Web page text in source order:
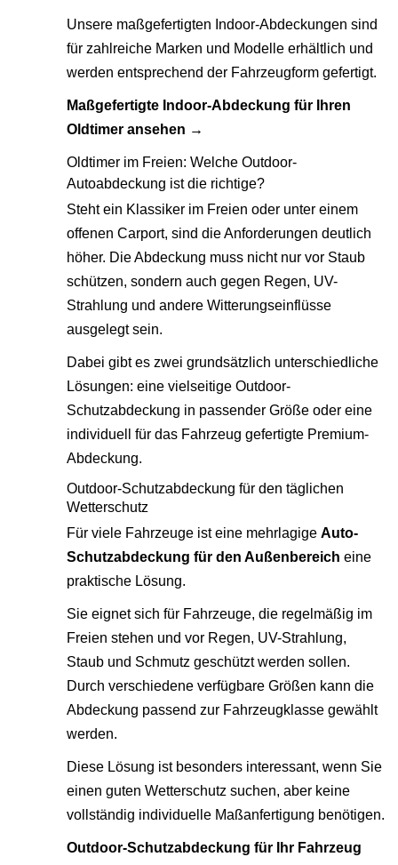
Unsere maßgefertigten Indoor-Abdeckungen sind
für zahlreiche Marken und Modelle erhältlich und
werden entsprechend der Fahrzeugform gefertigt.
Maßgefertigte Indoor-Abdeckung für Ihren
Oldtimer ansehen →
Oldtimer im Freien: Welche Outdoor-
Autoabdeckung ist die richtige?
Steht ein Klassiker im Freien oder unter einem
offenen Carport, sind die Anforderungen deutlich
höher. Die Abdeckung muss nicht nur vor Staub
schützen, sondern auch gegen Regen, UV-
Strahlung und andere Witterungseinflüsse
ausgelegt sein.
Dabei gibt es zwei grundsätzlich unterschiedliche
Lösungen: eine vielseitige Outdoor-
Schutzabdeckung in passender Größe oder eine
individuell für das Fahrzeug gefertigte Premium-
Abdeckung.
Outdoor-Schutzabdeckung für den täglichen
Wetterschutz
Für viele Fahrzeuge ist eine mehrlagige Auto-
Schutzabdeckung für den Außenbereich eine
praktische Lösung.
Sie eignet sich für Fahrzeuge, die regelmäßig im
Freien stehen und vor Regen, UV-Strahlung,
Staub und Schmutz geschützt werden sollen.
Durch verschiedene verfügbare Größen kann die
Abdeckung passend zur Fahrzeugklasse gewählt
werden.
Diese Lösung ist besonders interessant, wenn Sie
einen guten Wetterschutz suchen, aber keine
vollständig individuelle Maßanfertigung benötigen.
Outdoor-Schutzabdeckung für Ihr Fahrzeug